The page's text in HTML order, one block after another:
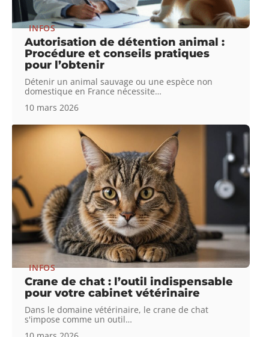
INFOS
Autorisation de détention animal :
Procédure et conseils pratiques
pour l’obtenir
Détenir un animal sauvage ou une espèce non
domestique en France nécessite…
10 mars 2026
INFOS
Crane de chat : l’outil indispensable
pour votre cabinet vétérinaire
Dans le domaine vétérinaire, le crane de chat
s'impose comme un outil…